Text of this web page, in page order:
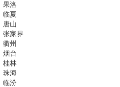
果洛
临夏
唐山
张家界
衢州
烟台
桂林
珠海
临汾